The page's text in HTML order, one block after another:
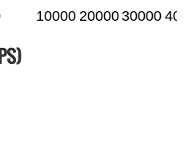
10000 2000030000